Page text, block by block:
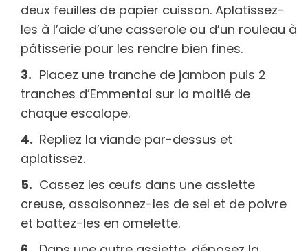
deux feuilles de papier cuisson. Aplatissez-
les à l’aide d’une casserole ou d’un rouleau à
pâtisserie pour les rendre bien fines.
Placez une tranche de jambon puis 2
tranches d’Emmental sur la moitié de
chaque escalope.
Repliez la viande par-dessus et
aplatissez.
Cassez les œufs dans une assiette
creuse, assaisonnez-les de sel et de poivre
et battez-les en omelette.